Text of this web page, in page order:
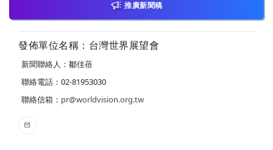
推廣新聞稿
發佈單位名稱：台灣世界展望會
新聞聯絡人：鄒佳蓓
聯絡電話：02-81953030
聯絡信箱： pr@worldvision.org.tw